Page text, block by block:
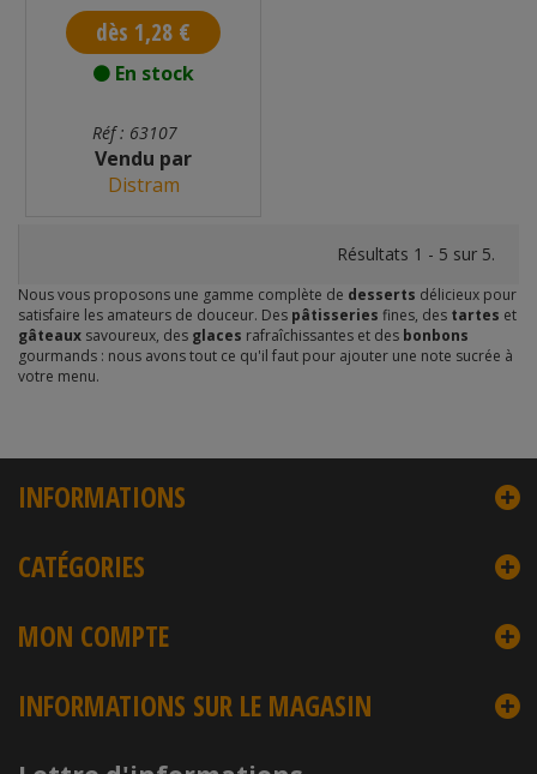
dès 1,28 €
En stock
Réf : 63107
Vendu par
Distram
Résultats 1 - 5 sur 5.
Nous vous proposons une gamme complète de desserts délicieux pour
satisfaire les amateurs de douceur. Des pâtisseries fines, des tartes et
gâteaux savoureux, des glaces rafraîchissantes et des bonbons
gourmands : nous avons tout ce qu'il faut pour ajouter une note sucrée à
votre menu.
INFORMATIONS
CATÉGORIES
MON COMPTE
INFORMATIONS SUR LE MAGASIN